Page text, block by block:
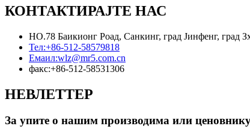
КОНТАКТИРАЈТЕ НАС
НО.78 Баикионг Роад, Санкинг, град Јинфенг, град
Тел:+86-512-58579818
Емаил:wlz@mr5.com.cn
факс:+86-512-58531306
НЕВЛЕТТЕР
За упите о нашим производима или